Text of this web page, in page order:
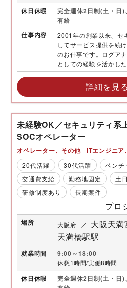
休日休暇
完全週休2日制(土・日)
有給
仕事内容
2001年の創業以来、セ
してサービス提供を続
のお仕事です。ログア
としての経験を活かし
詳細を見る
未経験OK／セキュリティ系
SOCオペレーター
オペレーター その他 ITエンジニア
20代活躍 30代活躍 ベンチ
交通費支給
勤務地固定 土
研修制度あり
長期案件
プロ
場所 大阪府 大阪天満
天満橋駅駅
就業時間 9:00～18:00
休憩1時間/実働8時間
休日休暇
完全週休2日制(土・日)